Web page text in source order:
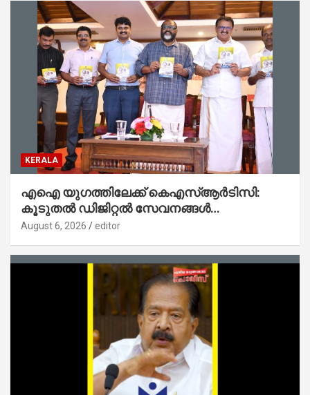
KERALA
എഐ യുഗത്തിലേക്ക് കെഎസ്ആർടിസി:
കൂടുതൽ ഡിജിറ്റൽ സേവനങ്ങൾ
ജനങ്ങളിലേക്കെത്തിക്കും – മന്ത്രി സി പി
August 6, 2026 editor